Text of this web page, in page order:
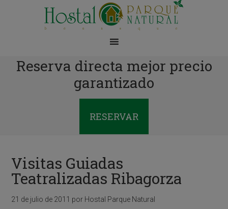
Reserva directa mejor precio
garantizado
RESERVAR
Visitas Guiadas
Teatralizadas Ribagorza
21 de julio de 2011 por Hostal Parque Natural